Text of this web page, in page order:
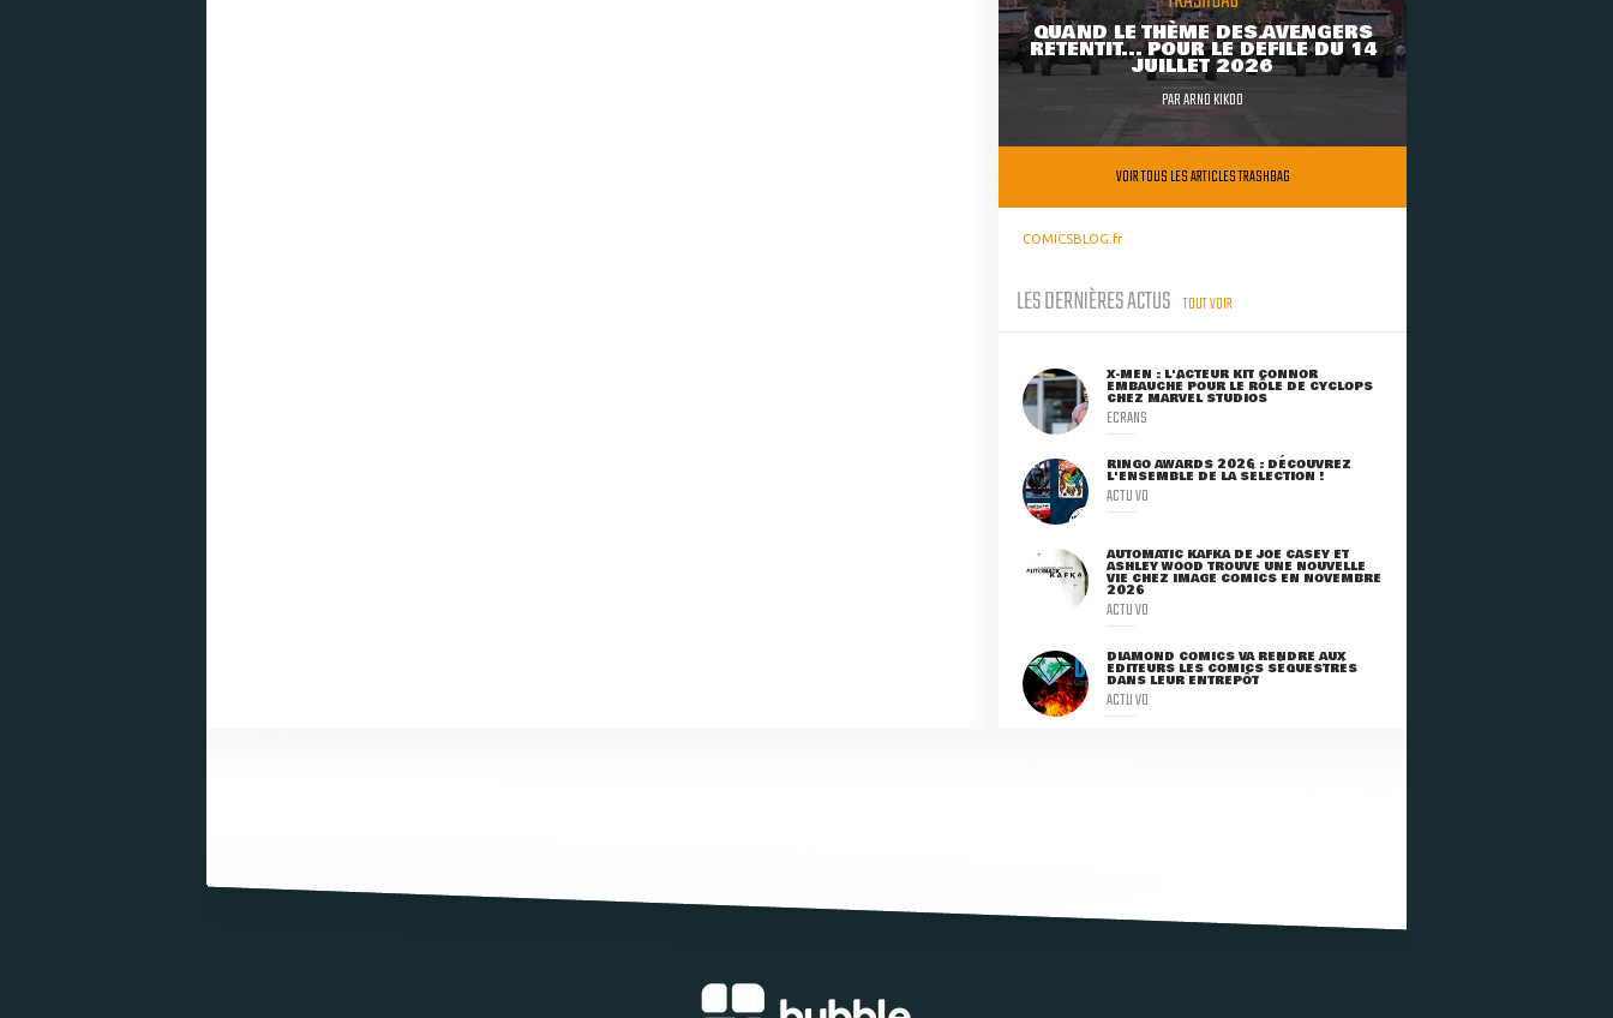
QUAND LE THÈME DES AVENGERS
RETENTIT... POUR LE DÉFILÉ DU 14
JUILLET 2026
PARARNO KIKOO
VOIR TOUS LES ARTICLES TRASHBAG
COMICSBLOG.fr
LES DERNIÈRES ACTUS TOUT VOIR
X-MEN : L'ACTEUR KIT CONNOR
EMBAUCHÉ POUR LE RÔLE DE CYCLOPS
CHEZ MARVEL STUDIOS
ECRANS
RINGO AWARDS 2026 : DÉCOUVREZ
L'ENSEMBLE DE LA SÉLECTION !
ACTU VO
AUTOMATIC KAFKA DE JOE CASEY ET
ASHLEY WOOD TROUVE UNE NOUVELLE
VIE CHEZ IMAGE COMICS EN NOVEMBRE
2026
ACTU VO
DIAMOND COMICS VA RENDRE AUX
ÉDITEURS LES COMICS SÉQUESTRÉS
DANS LEUR ENTREPÔT
ACTU VO